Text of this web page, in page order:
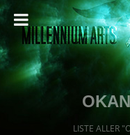
LISTE ALLER